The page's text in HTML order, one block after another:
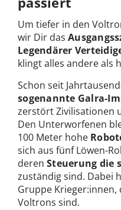
Um tiefer in den
wir Dir das
Legendärer
klingt alles andere als
Schon seit
sogenannte Galra-
zerstört Zivilisationen
Den Unterworfenen
100 Meter hohe
sich aus fünf Löwen-
deren Steuerung die
zuständig sind. Dabei
Gruppe
Voltrons sind.